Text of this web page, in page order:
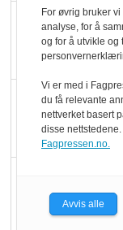
For øvrig bruker
analyse, for å
og for å utvikle og
Vi er med i
du få relevante
nettverket basert
disse
Fagpressen.no.
Avvis alle